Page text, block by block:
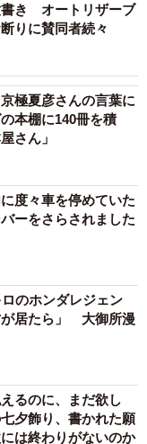
書き オートリザーブ
りに賛同者続々
極夏彦さんの言葉に
本棚に140冊を積
さん」
度々車を停めていた
ーをさらされました
のホンダレジェン
居たら」 大御所漫
るのに、まだ欲し
夕飾り、書かれた願
は終わりがないのか